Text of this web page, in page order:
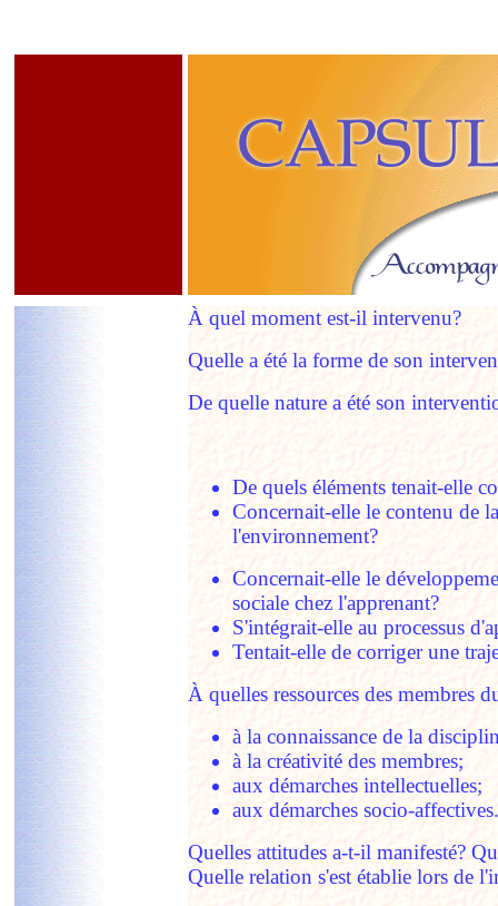
À quel moment est-il intervenu?
Quelle a été la forme de son
De quelle nature a été son
De quels éléments tenait-elle
Concernait-elle le contenu de
l'environnement?
Concernait-elle le
sociale chez l'apprenant?
S'intégrait-elle au processus d'
Tentait-elle de corriger une
À quelles ressources des membres
à la connaissance de la
à la créativité des membres;
aux démarches intellectuelles;
aux démarches socio-affectives.
Quelles attitudes a-t-il manifesté?
Quelle relation s'est établie lors de l'